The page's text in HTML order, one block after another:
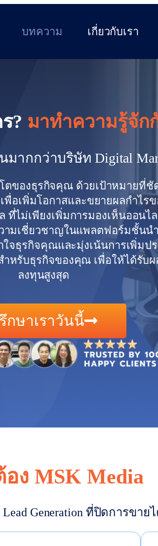
บทความ เกี่ยวกับเรา
? มาทำความรู้จั
นมากกว่าบริษัท Digital
ตของธุรกิจคุณ ด้วยเป้าหมายที่ชั
พื่อเพิ่มโอกาสและขยายผลกำไร
ที่ไม่เพียงเพิ่มการมองเห็นออนไ
ามเชี่ยวชาญในแพลตฟอร์มชั้นนำ
ใจธุรกิจคุณและมุ่งเน้นการเพิ่ม
ำหรับธุรกิจของคุณ เพื่อให้ได้รับ
ลงทุนสูงสุด
กษาเราวันนี้
ง MSK Media
Generation ที่ปิดการขาย